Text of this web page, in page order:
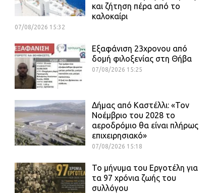
και ζήτηση πέρα από το
καλοκαίρι
07/08/2026 15:32
Εξαφάνιση 23χρονου από
δομή φιλοξενίας στη Θήβα
07/08/2026 15:25
Δήμας από Καστέλλι: «Τον
Νοέμβριο του 2028 το
αεροδρόμιο θα είναι πλήρως
επιχειρησιακό»
07/08/2026 15:18
Το μήνυμα του Εργοτέλη για
τα 97 χρόνια ζωής του
συλλόγου